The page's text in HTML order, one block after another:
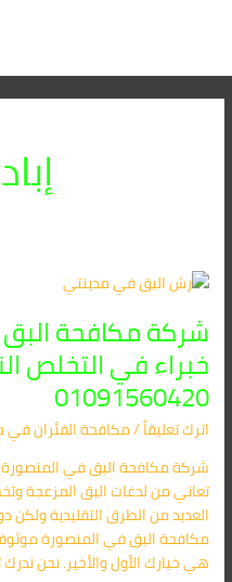
شركة مكافحة البق
خبراء في التخلص
01091560420
اترك تعليقاً/مكافحة الفئران​ في
شركة مكافحة البق في
تعاني من لدغات البق المزعجة
العديد من الطرق التقليدية
مكافحة البق في المنصورة
هي خيارك الأول والأخير. نحن
شركة
البق
بالمنصورة:
أركان
–
خبراء
في
التخلص
النهائي
من
البق
01091560420